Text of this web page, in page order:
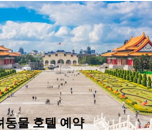
동물 호텔 예약